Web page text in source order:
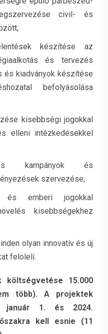
civil- és
készítése az
és tervezés
és kiadványok készítése
befolyásolása
kisebbségi jogokkal
elleni intézkedésekkel
kampányok és
szervezése;
és emberi jogokkal
kisebbségekhez
olyan innovatív és új
felöleli.
költségvetése 15.000
több).
A projektek
január 1. és 2024.
kell esnie (11